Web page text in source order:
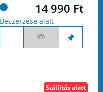
14 990 Ft
Beszerzése alatt
Szállítás alatt